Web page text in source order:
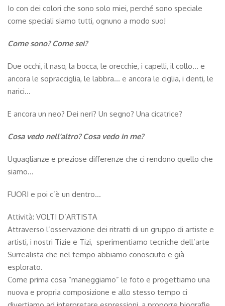
Io con dei colori che sono solo miei, perché sono speciale
come speciali siamo tutti, ognuno a modo suo!
Come sono? Come sei?
Due occhi, il naso, la bocca, le orecchie, i capelli, il collo… e
ancora le sopracciglia, le labbra… e ancora le ciglia, i denti, le
narici…
E ancora un neo? Dei neri? Un segno? Una cicatrice?
Cosa vedo nell’altro? Cosa vedo in me?
Uguaglianze e preziose differenze che ci rendono quello che
siamo…
FUORI e poi c’è un dentro…
Attività: VOLTI D’ARTISTA
Attraverso l’osservazione dei ritratti di un gruppo di artiste e
artisti, i nostri Tizie e Tizi, sperimentiamo tecniche dell’arte
Surrealista che nel tempo abbiamo conosciuto e già
esplorato.
Come prima cosa “maneggiamo” le foto e progettiamo una
nuova e propria composizione e allo stesso tempo ci